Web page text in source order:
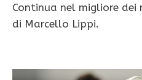
Continua nel migliore dei
di Marcello Lippi.